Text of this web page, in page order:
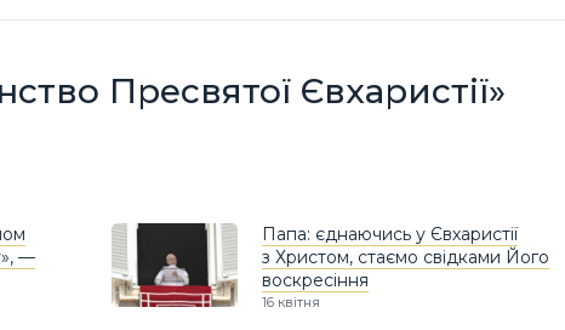
Синодальні органи
Пресвятої Євхаристії»
—
Папа: єднаючись у Євхаристії
з Христом, стаємо свідками Його
воскресіння
16 квітня